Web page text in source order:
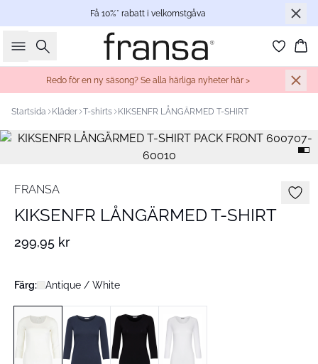
Få 10%* rabatt i velkomstgåva
Sök
Redo för en ny säsong? Se alla härliga nyheter här >
Startsida Kläder T-shirts KIKSENFR LÅNGÄRMED T-SHIRT
FRANSA
KIKSENFR LÅNGÄRMED T-SHIRT
299,95 kr
Färg: Antique / White